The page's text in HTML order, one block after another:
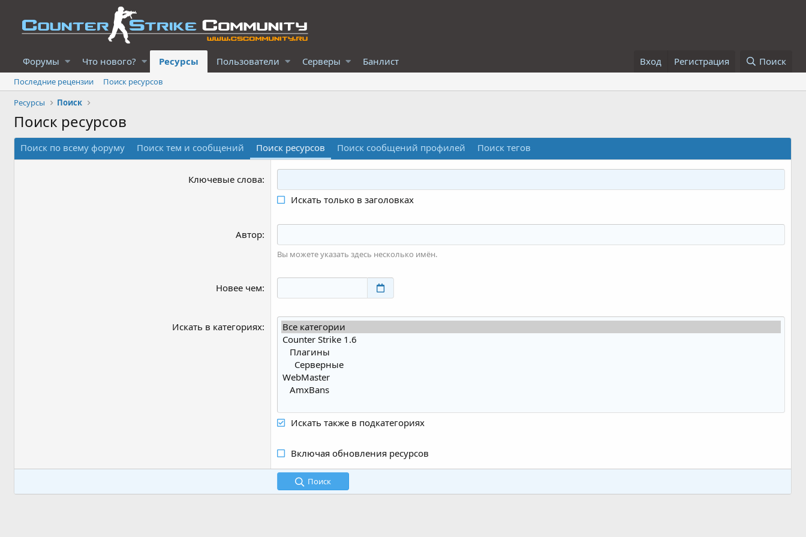
Форумы Что нового? Ресурсы Пользователи Серверы Банлист Вход Регистрация Поиск
Последние рецензии
Поиск ресурсов
Ресурсы
Поиск
Поиск ресурсов
Поиск по всему форуму Поиск тем и сообщений Поиск ресурсов Поиск сообщений профилей Поиск тегов
Ключевые слова
Искать только в заголовках
Автор
Вы можете указать здесь несколько имён.
Новее чем
Искать в категориях
Искать также в подкатегориях
Включая обновления ресурсов
Поиск